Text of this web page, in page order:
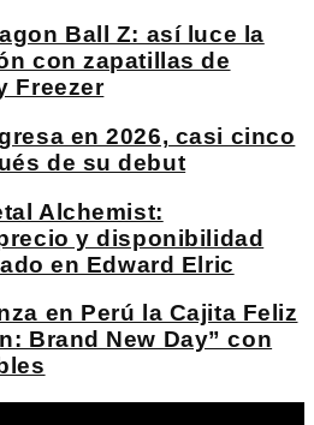
Ball Z: así luce la
con zapatillas de
Freezer
en 2026, casi cinco
de su debut
Alchemist:
y disponibilidad
en Edward Elric
en Perú la Cajita Feliz
Brand New Day” con